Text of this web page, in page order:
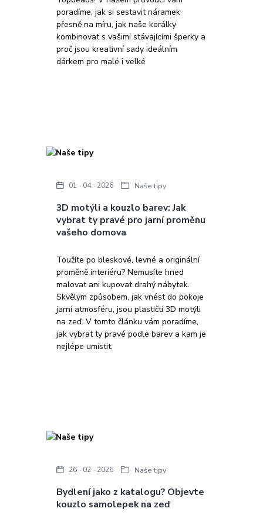
poradíme, jak si sestavit náramek
přesně na míru, jak naše korálky
kombinovat s vašimi stávajícími šperky a
proč jsou kreativní sady ideálním
dárkem pro malé i velké
3D motýli a kouzlo barev: Jak
vybrat ty pravé pro jarní proměnu
vašeho domova
01 04 2026 Naše tipy
Toužíte po bleskové, levné a originální
proměně interiéru? Nemusíte hned
malovat ani kupovat drahý nábytek.
Skvělým způsobem, jak vnést do pokoje
jarní atmosféru, jsou plastičtí 3D motýli
na zeď. V tomto článku vám poradíme,
jak vybrat ty pravé podle barev a kam je
nejlépe umístit.
Bydlení jako z katalogu? Objevte
kouzlo samolepek na zeď
26 02 2026 Naše tipy